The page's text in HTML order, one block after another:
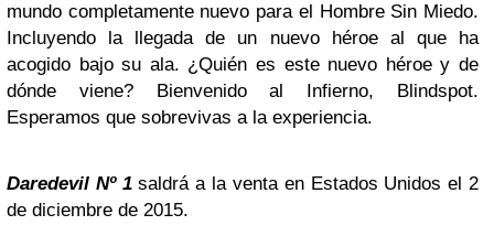
mundo completamente nuevo para el Hombre Sin Miedo.
Incluyendo la llegada de un nuevo héroe al que ha
acogido bajo su ala. ¿Quién es este nuevo héroe y de
dónde viene? Bienvenido al Infierno, Blindspot.
Esperamos que sobrevivas a la experiencia.
Daredevil Nº 1saldrá a la venta en Estados Unidos el 2
de diciembre de 2015.